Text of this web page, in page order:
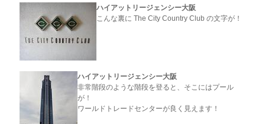
ハイアットリージェンシー大阪
こんな裏に The City Country Club の文字が！
ハイアットリージェンシー大阪
非常階段のような階段を登ると、そこにはプール
が！
ワールドトレードセンターが良く見えます！